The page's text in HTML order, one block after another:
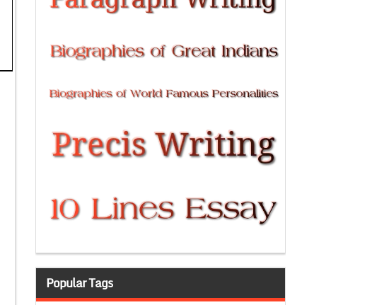
Popular Tags